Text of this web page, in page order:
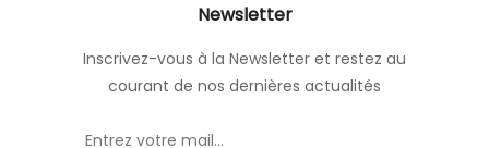
Newsletter
Inscrivez-vous à la Newsletter et restez au
courant de nos dernières actualités